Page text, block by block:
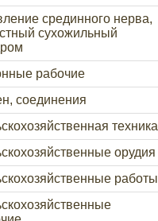
срединного нерва,
сухожильный
рабочие
соединения
техника
орудия
работы